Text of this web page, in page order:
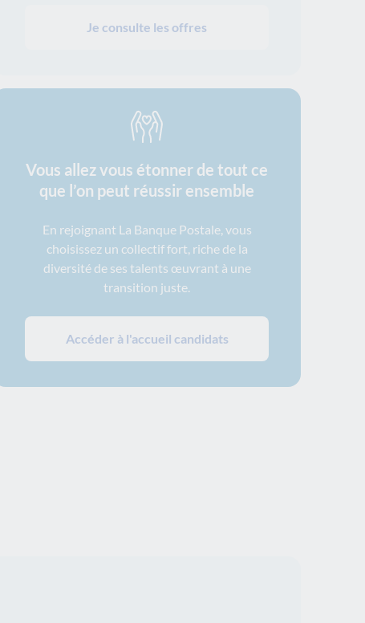
Je consulte les offres
Vous allez vous étonner de tout ce
que l’on peut réussir ensemble
En rejoignant La Banque Postale, vous
choisissez un collectif fort, riche de la
diversité de ses talents œuvrant à une
transition juste.
Accéder à l'accueil candidats